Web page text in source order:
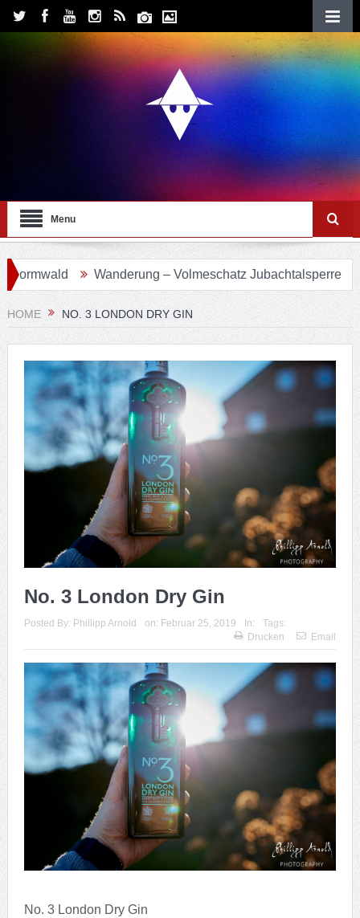
Menu
Wanderung – Volmeschatz Jubachtalsperre
HOME NO. 3 LONDON DRY GIN
No. 3 London Dry Gin
Posted By: Phillipp Arnold on: Februar 25, 2019 In:
Tags:
Drucken
Email
No. 3 London Dry Gin